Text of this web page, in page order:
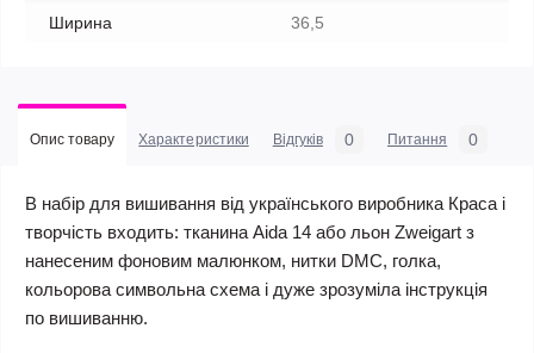
Ширина 36,5
Опис товару Характеристики Відгуків 0 Питання 0
В набір для вишивання від українського виробника Краса і
творчість входить: тканина Aida 14 або льон Zweigart з
нанесеним фоновим малюнком, нитки DMC, голка,
кольорова символьна схема і дуже зрозуміла інструкція
по вишиванню.